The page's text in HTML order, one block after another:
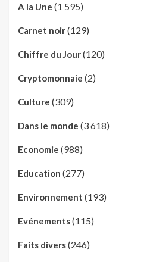
A la Une (1 595)
Carnet noir(129)
Chiffre du Jour(120)
Cryptomonnaie (2)
Culture (309)
Dans le monde (3 618)
Economie (988)
Education (277)
Environnement (193)
Evénements(115)
Faits divers(246)